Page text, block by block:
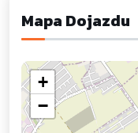
Mapa Dojazdu
+
−